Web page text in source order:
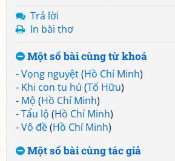
Trả lời
In bài thơ
Một số bài cùng từ khoá
-Vọng nguyệt(Hồ Chí Minh)
- Khi con tu hú (Tố Hữu)
- Mộ (Hồ Chí Minh)
-Tẩu lộ (Hồ Chí Minh)
-Vô đề(Hồ Chí Minh)
Một số bài cùng tác giả